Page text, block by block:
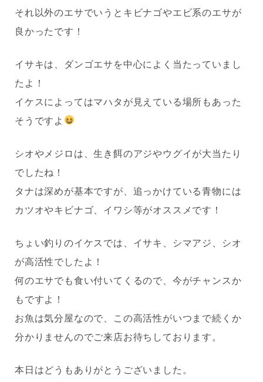
それ以外のエサでいうとキビナゴやエビ系のエサが
良かったです！
イサキは、ダンゴエサを中心によく当たっていまし
たよ！
イケスによってはマハタが見えている場所もあった
そうですよ
シオやメジロは、生き餌のアジやウグイが大当たり
でしたね！
タナは深めが基本ですが、追っかけている青物には
カツオやキビナゴ、イワシ等がオススメです！
ちょい釣りのイケスでは、イサキ、シマアジ、シオ
が高活性でしたよ！
何のエサでも食い付いてくるので、今がチャンスか
もですよ！
お魚は気分屋なので、この高活性がいつまで続くか
分かりませんのでご来店お待ちしております。
本日はどうもありがとうございました。